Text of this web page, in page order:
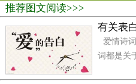
红色，自是花中第一流。
冠中秋。骚人可煞无情思
过描绘桂花的色彩和馨
光泽和艳丽娇媚的色彩取
却有着柔情温雅、浓郁馨
推荐图文阅读>>>
有关表
爱情诗
词都是关